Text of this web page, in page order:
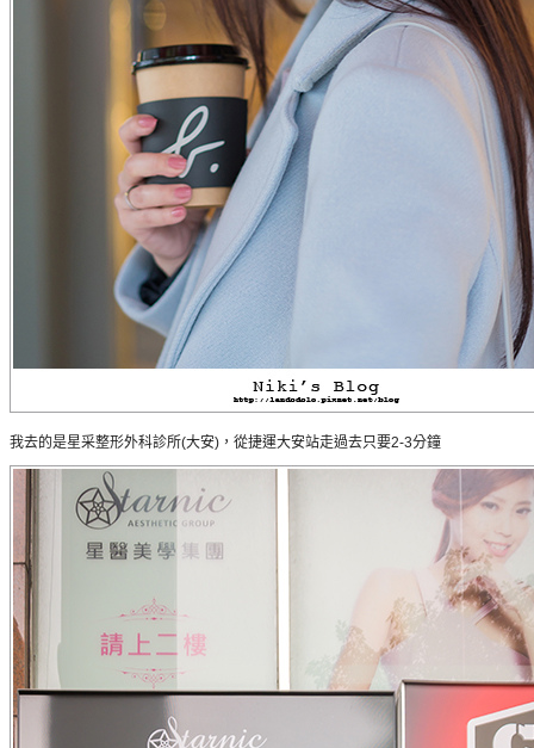
我去的是星采整形外科診所(大安)，從捷運大安站走過去只要2-3分鐘